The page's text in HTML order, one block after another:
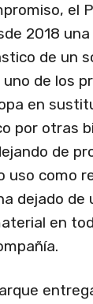
el
2018
de un
de los
en
por otras
de
uso como
dejado de
en